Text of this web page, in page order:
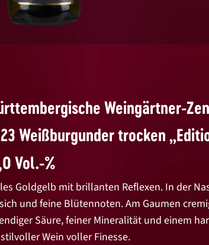
Weingärtner-
Weißburgunder trocken
Vol.-%
Goldgelb mit brillanten Reflexen. In der
und feine Blütennoten. Am Gaumen
Säure, feiner Mineralität und einem
Wein voller Finesse.